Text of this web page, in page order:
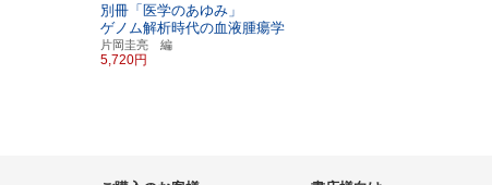
別冊「医学のあゆみ」
ゲノム解析時代の血液腫瘍学
片岡圭亮 編
5,720円